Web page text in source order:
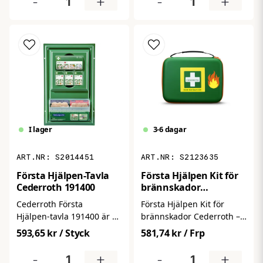
stänk i ögat. Den är klar
särskilt effektiv mot
fluorvätesyra och dess
derivat.
från ögonen eller huden
installation och hjälper till
att begränsa skador vid
kontakt med både syror
och baser – ett viktigt
tillskott i första
hjälpen‑utrustningen för
I lager
S2014451
Första Hjälpen-Tavla
Cederroth 191400
Cederroth Första
Hjälpen‑tavla 191400 är en
väggmonterad
översiktstavla som gör det
enkelt att hålla koll på din
593,65 kr/ Styck
3-6 dagar
S2123635
Första Hjälpen Kit för
brännskador
Cederroth
Första Hjälpen Kit för
brännskador Cederroth –
ett professionellt och
portabelt första hjälpen-
kit särskilt framtaget för
581,74 kr/ Frp